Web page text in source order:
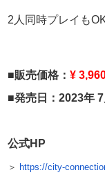
2人同時プレイも
■販売価格：¥
■発売日：2023年
公式HP
＞ https://city-